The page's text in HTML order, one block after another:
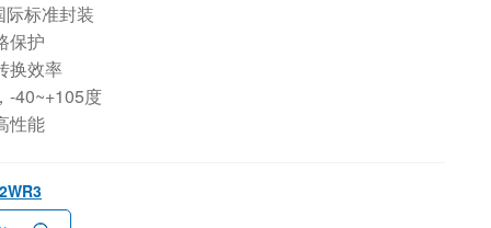
标准封装
保护
换效率
-40~+105度
性能